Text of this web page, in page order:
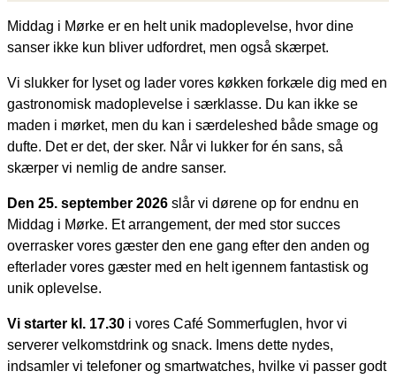
Middag i Mørke er en helt unik madoplevelse, hvor dine
sanser ikke kun bliver udfordret, men også skærpet.
Vi slukker for lyset og lader vores køkken forkæle dig med en
gastronomisk madoplevelse i særklasse. Du kan ikke se
maden i mørket, men du kan i særdeleshed både smage og
dufte. Det er det, der sker. Når vi lukker for én sans, så
skærper vi nemlig de andre sanser.
Den 25. september 2026 slår vi dørene op for endnu en
Middag i Mørke. Et arrangement, der med stor succes
overrasker vores gæster den ene gang efter den anden og
efterlader vores gæster med en helt igennem fantastisk og
unik oplevelse.
Vi starter kl. 17.30 i vores Café Sommerfuglen, hvor vi
serverer velkomstdrink og snack. Imens dette nydes,
indsamler vi telefoner og smartwatches, hvilke vi passer godt